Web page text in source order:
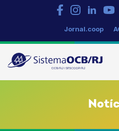
Jornal.coop
Sistema
OCB/RJ